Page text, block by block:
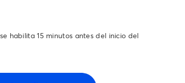
habilita 15 minutos antes del inicio del